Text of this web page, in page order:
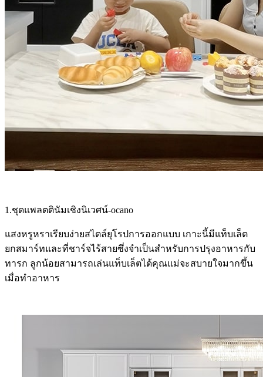
1.ชุดแพลตตินัมเชิงนิเวศน์-ocano
แสงหรูหราเรียบง่ายสไตล์ยุโรปการออกแบบ เกาะนี้มีแท็บเล็ต
ยกสมาร์ทและที่ชาร์จไร้สายซึ่งจำเป็นสำหรับการปรุงอาหารกับ
ทารก ลูกน้อยสามารถเล่นแท็บเล็ตได้คุณแม่จะสบายใจมากขึ้น
เมื่อทำอาหาร